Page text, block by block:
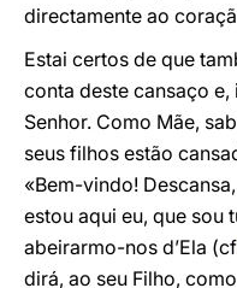
directamente ao
Estai certos de que
conta deste cansaço
Senhor. Como Mãe,
seus filhos estão
«Bem-vindo!
estou aqui eu, que sou
abeirarmo-nos d’Ela
dirá, ao seu Filho,